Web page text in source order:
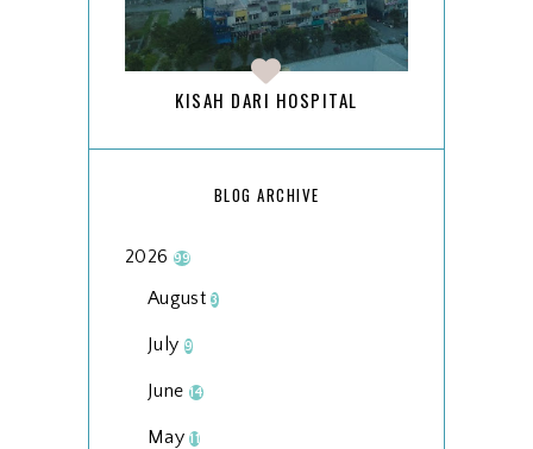
KISAH DARI HOSPITAL
BLOG ARCHIVE
2026 99
August3
July 9
June 14
May11